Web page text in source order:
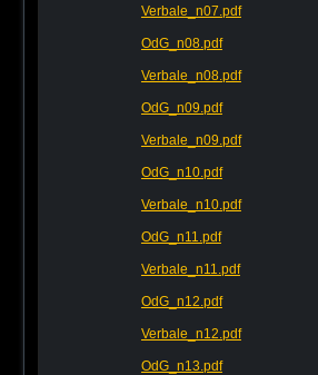
Verbale_n07.pdf
OdG_n08.pdf
Verbale_n08.pdf
OdG_n09.pdf
Verbale_n09.pdf
OdG_n10.pdf
Verbale_n10.pdf
OdG_n11.pdf
Verbale_n11.pdf
OdG_n12.pdf
Verbale_n12.pdf
OdG_n13.pdf